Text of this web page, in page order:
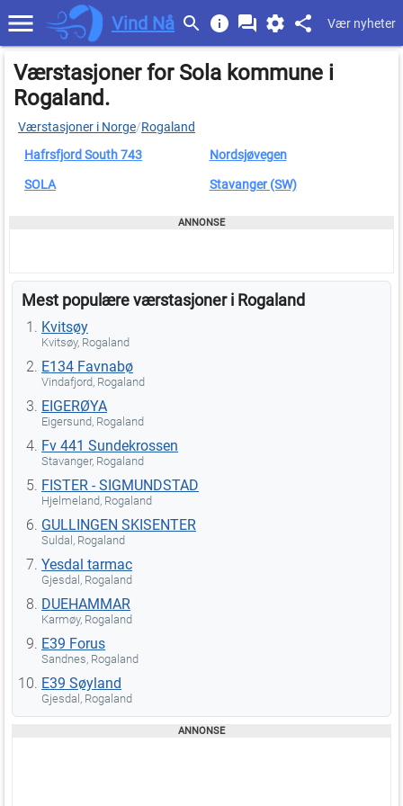
Vind Nå Vær nyheter
Værstasjoner for Sola kommune i
Rogaland.
Værstasjoner i Norge/Rogaland
Hafrsfjord South 743
Nordsjøvegen
SOLA Stavanger (SW)
Mest populære værstasjoner i Rogaland
Kvitsøy
Kvitsøy, Rogaland
E134 Favnabø
Vindafjord, Rogaland
EIGERØYA
Eigersund, Rogaland
Fv 441 Sundekrossen
Stavanger, Rogaland
FISTER - SIGMUNDSTAD
Hjelmeland, Rogaland
GULLINGEN SKISENTER
Suldal, Rogaland
Yesdal tarmac
Gjesdal, Rogaland
DUEHAMMAR
Karmøy, Rogaland
E39 Forus
Sandnes, Rogaland
E39 Søyland
Gjesdal, Rogaland